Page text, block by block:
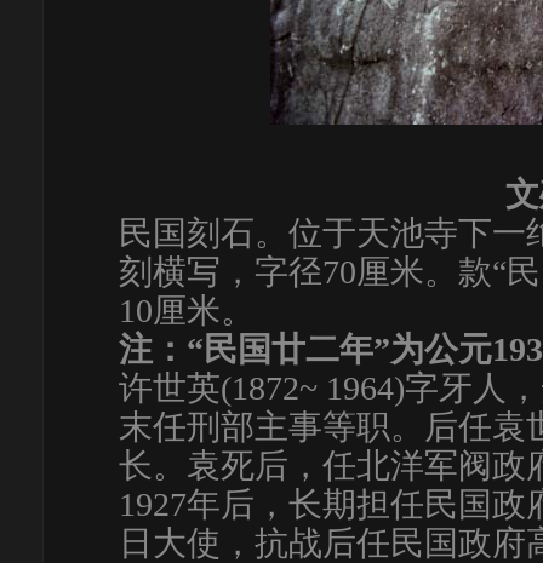
民国刻石。位于天池寺下
刻横写，字径70厘米。款“
10厘米。
注： “民国廿二年”为公元
许世英(1872~ 1964)字牙人
末任刑部主事等职。后任
长。袁死后，任北洋军阀政
1927年后，长期担任民国
日大使，抗战后任民国政府